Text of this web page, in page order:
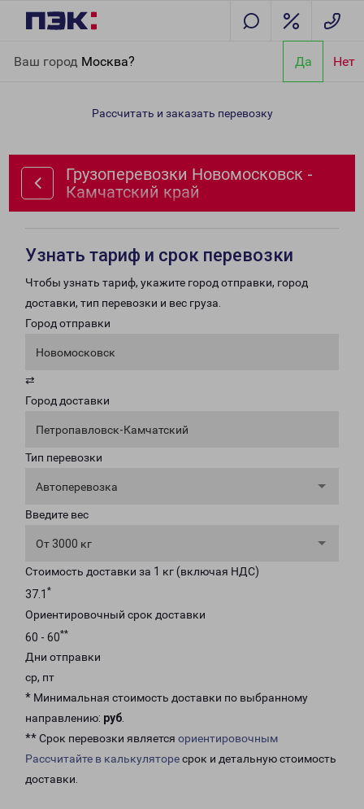
Ваш город Москва? Да Нет
Камчатский край
Рассчитать и заказать перевозку
Грузоперевозки Новомосковск -
Камчатский край
Узнать тариф и срок перевозки
Чтобы узнать тариф, укажите город отправки, город
доставки, тип перевозки и вес груза.
Город отправки
Новомосковск
⇄
Город доставки
Петропавловск-Камчатский
Тип перевозки
Автоперевозка
Введите вес
От 3000 кг
Стоимость доставки за 1 кг (включая НДС)
37.1 *
Ориентировочный срок доставки
60 - 60**
Дни отправки
ср, пт
* Минимальная стоимость доставки по выбранному
направлению: руб.
** Срок перевозки является ориентировочным
Рассчитайте в калькуляторесрок и детальную стоимость
доставки.